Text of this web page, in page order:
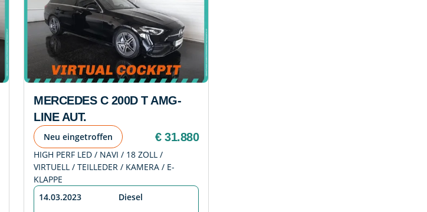
MERCEDES C 200D T AMG-
LINE AUT.
Neu eingetroffen € 31.880
HIGH PERF LED / NAVI / 18 ZOLL /
VIRTUELL / TEILLEDER / KAMERA / E-
KLAPPE
14.03.2023
Diesel